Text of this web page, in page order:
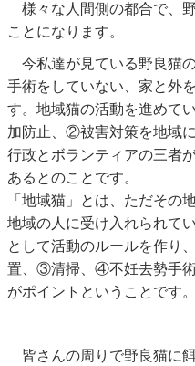
様々な人間側の都合で、
ことになります。
今私達が見ている野良猫
手術をしていない、家と外
す。地域猫の活動を進めて
加防止、②被害対策を地域
行政とボランティアの三者
あるとのことです。
「地域猫」とは、ただその
地域の人に受け入れられて
として活動のルールを作
置、③清掃、④不妊去勢手
がポイントということです。
皆さんの周りで野良猫に